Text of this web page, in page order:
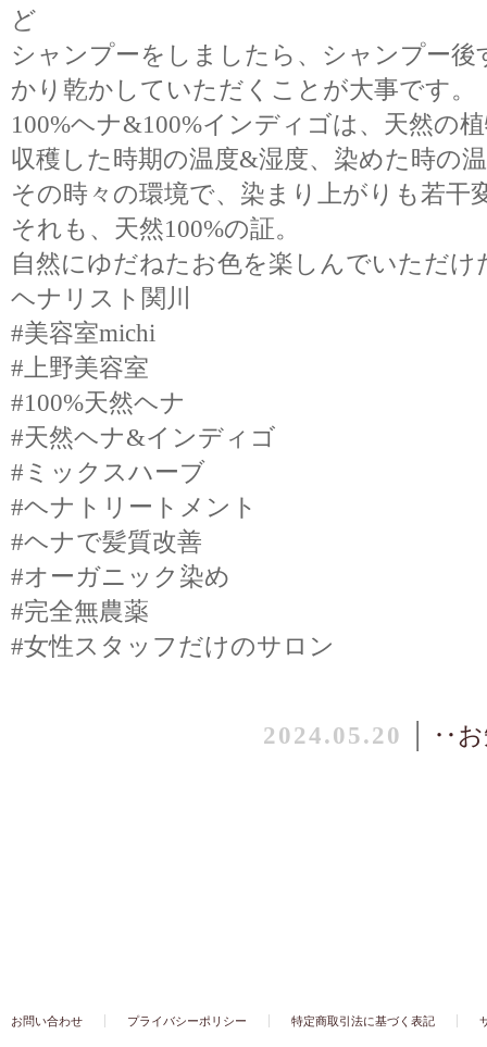
ど
シャンプーをしましたら、シャンプー
かり乾かしていただくことが大事です。
100%ヘナ&100%インディゴは、天然の
収穫した時期の温度&湿度、染めた時の
その時々の環境で、染まり上がりも若干
それも、天然100%の証。
自然にゆだねたお色を楽しんでいただ
ヘナリスト関川
#美容室michi
#上野美容室
#100%天然ヘナ
#天然ヘナ&インディゴ
#ミックスハーブ
#ヘナトリートメント
#ヘナで髪質改善
#オーガニック染め
#完全無農薬
#女性スタッフだけのサロン
2024.05.20 ‥
お問い合わせ プライバシーポリシー 特定商取引法に基づく表記